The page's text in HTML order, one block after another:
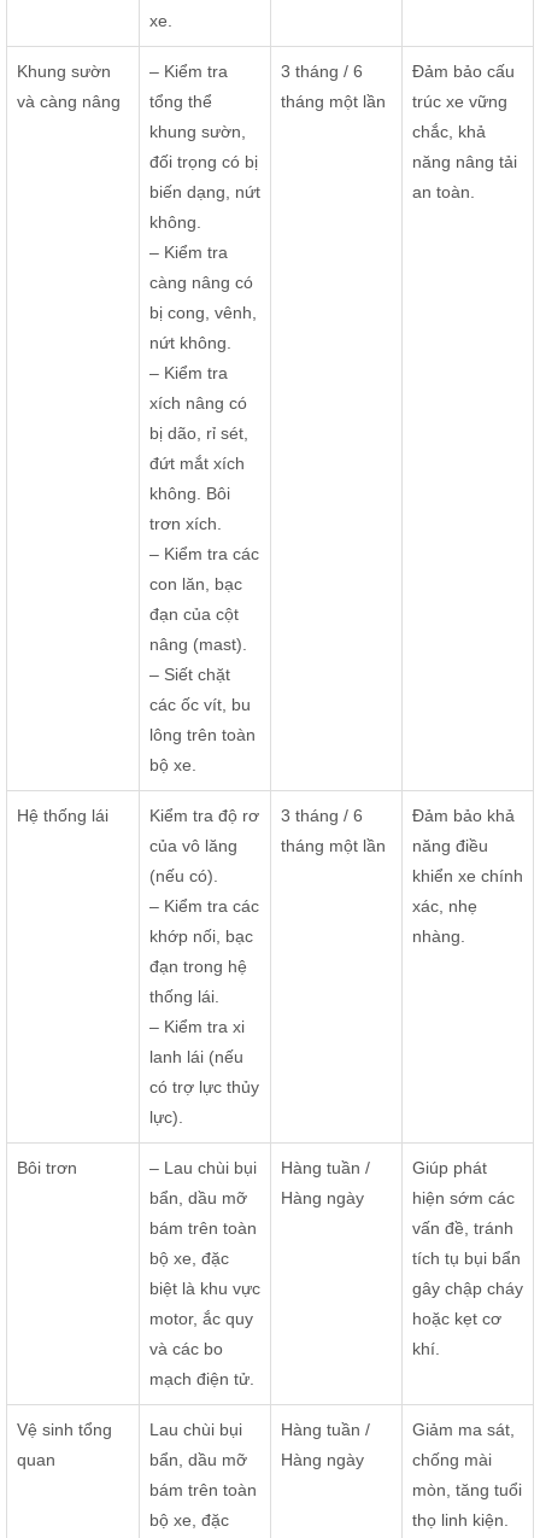
xe.
Khung sườn
và càng nâng
– Kiểm tra
tổng thể
khung sườn,
đối trọng có bị
biến dạng, nứt
không.
– Kiểm tra
càng nâng có
bị cong, vênh,
nứt không.
– Kiểm tra
xích nâng có
bị dão, rỉ sét,
đứt mắt xích
không. Bôi
trơn xích.
– Kiểm tra các
con lăn, bạc
đạn của cột
nâng (mast).
– Siết chặt
các ốc vít, bu
lông trên toàn
bộ xe.
3 tháng / 6
tháng một lần
Đảm bảo cấu
trúc xe vững
chắc, khả
năng nâng tải
an toàn.
Hệ thống lái
Kiểm tra độ rơ
của vô lăng
(nếu có).
– Kiểm tra các
khớp nối, bạc
đạn trong hệ
thống lái.
– Kiểm tra xi
lanh lái (nếu
có trợ lực thủy
lực).
3 tháng / 6
tháng một lần
Đảm bảo khả
năng điều
khiển xe chính
xác, nhẹ
nhàng.
Bôi trơn
– Lau chùi bụi
bẩn, dầu mỡ
bám trên toàn
bộ xe, đặc
biệt là khu vực
motor, ắc quy
và các bo
mạch điện tử.
Hàng tuần /
Hàng ngày
Giúp phát
hiện sớm các
vấn đề, tránh
tích tụ bụi bẩn
gây chập cháy
hoặc kẹt cơ
khí.
Vệ sinh tổng
quan
Lau chùi bụi
bẩn, dầu mỡ
bám trên toàn
bộ xe, đặc
Hàng tuần /
Hàng ngày
Giảm ma sát,
chống mài
mòn, tăng tuổi
thọ linh kiện.